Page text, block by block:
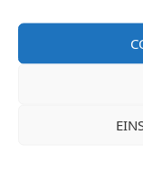
würde ich als
etwas